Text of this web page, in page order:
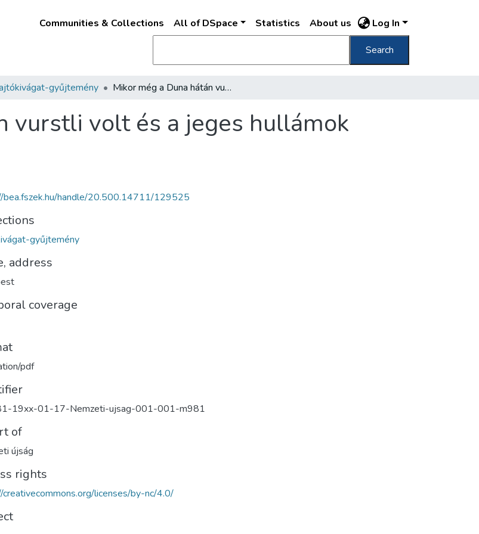
Communities & Collections All of DSpace Statistics About us Log In
Search
gyűjtemény Mikor még a Duna hátán vurstli volt és a jeges hullámok elöntötték a várost
vurstli volt és a jeges hullámok
bea.fszek.hu/handle/20.500.14711/129525
gyűjtemény
address
coverage
pdf
19xx-01-17-Nemzeti-ujsag-001-001-m981
of
újság
rights
licenses/by-nc/4.0/